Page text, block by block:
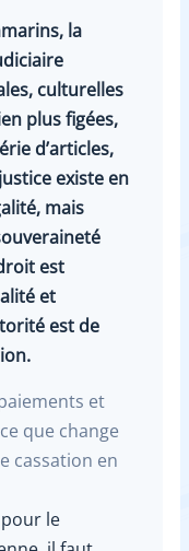
la
culturelles
plus figées,
d’articles,
existe en
mais
est
et
est de
et
que change
cassation en
le